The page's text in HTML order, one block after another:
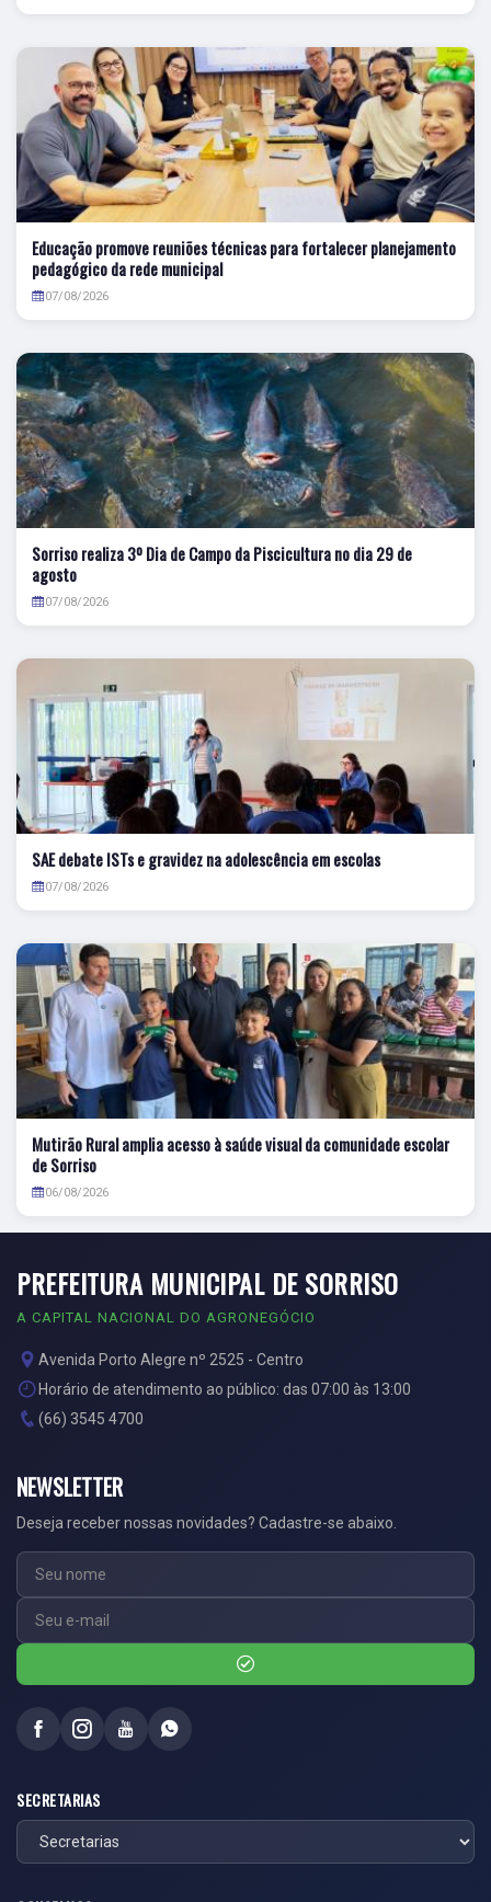
Educação promove reuniões técnicas para fortalecer planejamento
pedagógico da rede municipal
07/08/2026
Sorriso realiza 3º Dia de Campo da Piscicultura no dia 29 de
agosto
07/08/2026
SAE debate ISTs e gravidez na adolescência em escolas
07/08/2026
Mutirão Rural amplia acesso à saúde visual da comunidade escolar
de Sorriso
06/08/2026
PREFEITURA MUNICIPAL DE SORRISO
A CAPITAL NACIONAL DO AGRONEGÓCIO
Avenida Porto Alegre nº 2525 - Centro
Horário de atendimento ao público: das 07:00 às 13:00
(66) 3545 4700
NEWSLETTER
Deseja receber nossas novidades? Cadastre-se abaixo.
SECRETARIAS